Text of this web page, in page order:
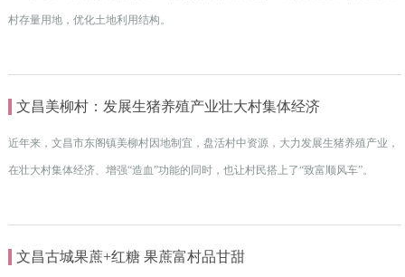
村存量用地，优化土地利用结构。
文昌美柳村：发展生猪养殖产业壮大村集体经济
近年来，文昌市东阁镇美柳村因地制宜，盘活村中资源，大力发展生猪养殖产业，
在壮大村集体经济、增强“造血”功能的同时，也让村民搭上了“致富顺风车”。
文昌古城果蔗+红糖 果蔗富村品甘甜